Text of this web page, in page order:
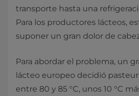
transporte hasta una
Para los productores lácteos,
suponer un gran dolor de
Para abordar el problema, un
lácteo europeo decidió
entre 80 y 85 °C, unos 10 °C